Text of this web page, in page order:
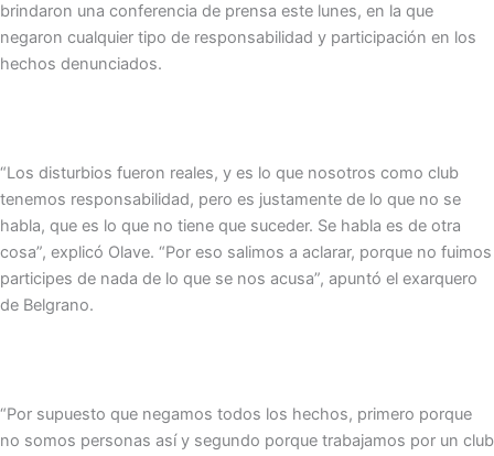
brindaron una conferencia de prensa este lunes, en la que
negaron cualquier tipo de responsabilidad y participación en los
hechos denunciados.
“Los disturbios fueron reales, y es lo que nosotros como club
tenemos responsabilidad, pero es justamente de lo que no se
habla, que es lo que no tiene que suceder. Se habla es de otra
cosa”, explicó Olave. “Por eso salimos a aclarar, porque no fuimos
participes de nada de lo que se nos acusa”, apuntó el exarquero
de Belgrano.
“Por supuesto que negamos todos los hechos, primero porque
no somos personas así y segundo porque trabajamos por un club